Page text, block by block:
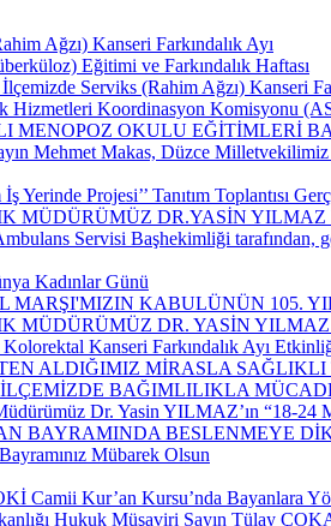
Ağzı) Kanseri Farkındalık Ayı
Eğitimi ve Farkındalık Haftası
Serviks (Rahim Ağzı) Kanseri
Hizmetleri Koordinasyon Komisyonu
MENOPOZ OKULU EĞİTİMLERİ
Mehmet Makas, Düzce
İş Yerinde Projesi’’ Tanıtım Toplantısı
MÜDÜRÜMÜZ DR.YASİN
Servisi Başhekimliği tarafından,
Kadınlar Günü
MARŞI'MIZIN KABULÜNÜN 105.
MÜDÜRÜMÜZ DR. YASİN
Kanseri Farkındalık Ayı
ALDIĞIMIZ MİRASLA
BAĞIMLILIKLA
Dr. Yasin YILMAZ’ın “18-24
BAYRAMINDA BESLENMEYE
Mübarek Olsun
Camii Kur’an Kursu’nda Bayanlara
Hukuk Müşaviri Sayın Tülay